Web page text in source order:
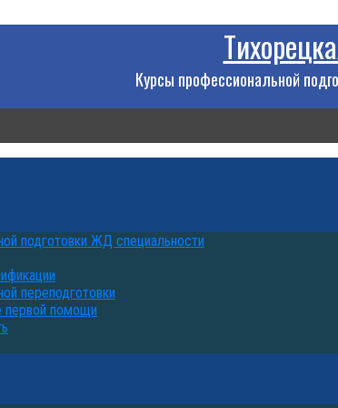
Курсы профессиональной
подготовки ЖД специальности
переподготовки
первой помощи